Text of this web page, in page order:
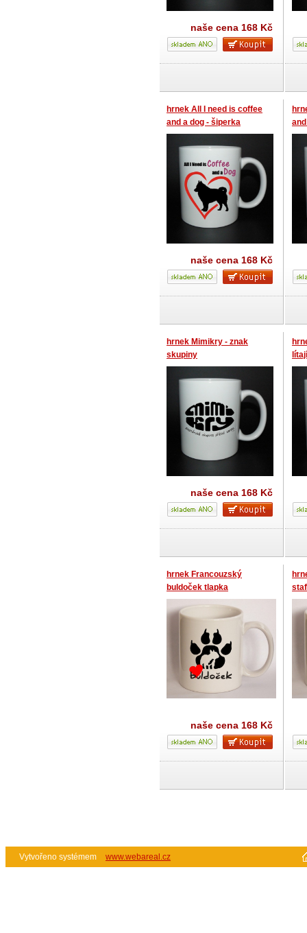
naše cena 168 Kč
hrnek All I need is coffee
and a dog - šiperka
naše cena 168 Kč
hrnek Mimikry - znak
skupiny
naše cena 168 Kč
hrnek Francouzský
buldoček tlapka
naše cena 168 Kč
Vytvořeno systémem www.webareal.cz